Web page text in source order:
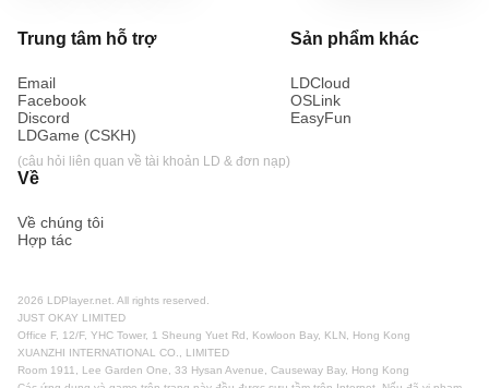
Trung tâm hỗ trợ
Email
Facebook
Discord
LDGame (CSKH)
(câu hỏi liên quan về tài khoản LD & đơn nạp)
Sản phẩm khác
LDCloud
OSLink
EasyFun
Về
Về chúng tôi
Hợp tác
2026 LDPlayer.net. All rights reserved.
JUST OKAY LIMITED
Office F, 12/F, YHC Tower, 1 Sheung Yuet Rd, Kowloon Bay, KLN, Hong Kong
XUANZHI INTERNATIONAL CO., LIMITED
Room 1911, Lee Garden One, 33 Hysan Avenue, Causeway Bay, Hong Kong